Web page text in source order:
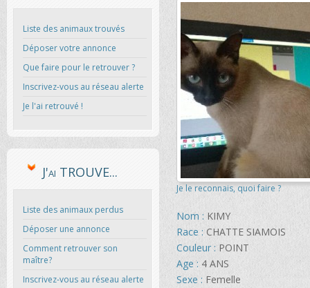
Liste des animaux trouvés
Déposer votre annonce
Que faire pour le retrouver ?
Inscrivez-vous au réseau alerte
Je l'ai retrouvé !
J'ai TROUVE...
Liste des animaux perdus
Déposer une annonce
Comment retrouver son
maître?
Inscrivez-vous au réseau alerte
Je le reconnais, quoi faire ?
Nom : KIMY
Race : CHATTE SIAMOIS
Couleur : POINT
Age : 4 ANS
Sexe : Femelle